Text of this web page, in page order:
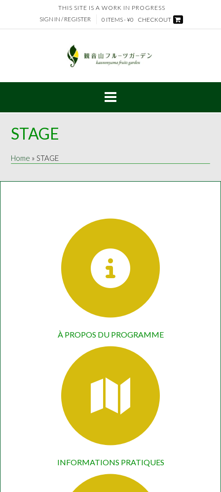
content
THIS SITE IS A WORK IN PROGRESS
SIGN IN / REGISTER
0 ITEMS - ¥0 CHECKOUT
STAGE
Home » STAGE
À PROPOS DU PROGRAMME
INFORMATIONS PRATIQUES